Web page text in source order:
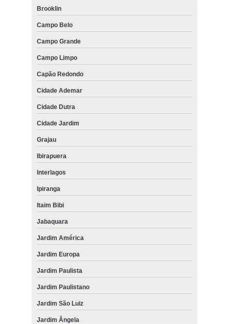
Brooklin
Campo Belo
Campo Grande
Campo Limpo
Capão Redondo
Cidade Ademar
Cidade Dutra
Cidade Jardim
Grajau
Ibirapuera
Interlagos
Ipiranga
Itaim Bibi
Jabaquara
Jardim América
Jardim Europa
Jardim Paulista
Jardim Paulistano
Jardim São Luiz
Jardim Ângela